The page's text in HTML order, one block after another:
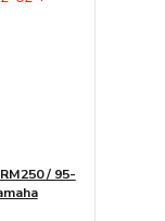
/ 95-